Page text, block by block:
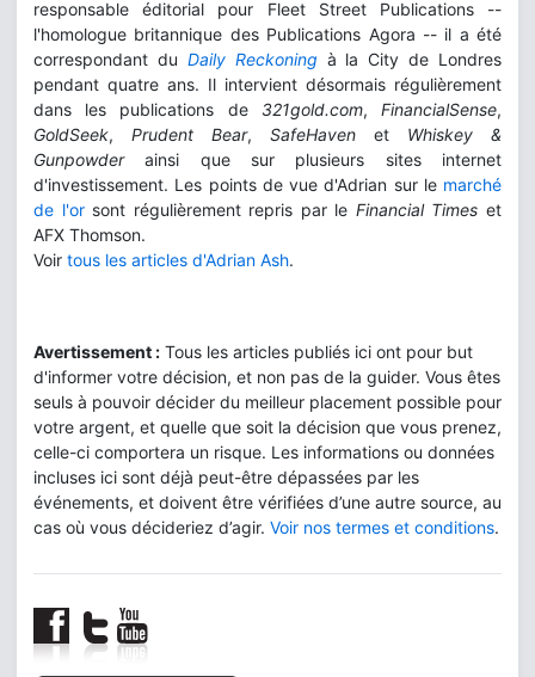
responsable éditorial pour Fleet Street Publications --
l'homologue britannique des Publications Agora -- il a été
correspondant du Daily Reckoning à la City de Londres
pendant quatre ans. Il intervient désormais régulièrement
dans les publications de 321gold.com,FinancialSense,
GoldSeek, Prudent Bear, SafeHaven et Whiskey &
Gunpowderainsi que sur plusieurs sites internet
d'investissement. Les points de vue d'Adrian sur le marché
de l'orsont régulièrement repris par le Financial Times et
AFX Thomson.
Voir tous les articles d'Adrian Ash.
Avertissement : Tous les articles publiés ici ont pour but
d'informer votre décision, et non pas de la guider. Vous êtes
seuls à pouvoir décider du meilleur placement possible pour
votre argent, et quelle que soit la décision que vous prenez,
celle-ci comportera un risque. Les informations ou données
incluses ici sont déjà peut-être dépassées par les
événements, et doivent être vérifiées d’une autre source, au
cas où vous décideriez d’agir. Voir nos termes et conditions.